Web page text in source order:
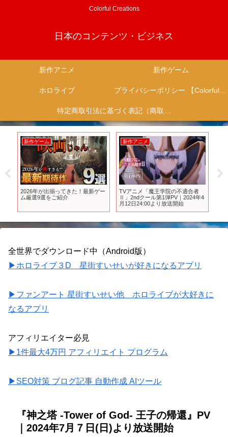
Colorful Creations
日本のコンテンツ・ビジネス
新作アニメ 新作ゲーム
ホロライブ プライバシーポリシー 【Colorful Creation】
特定商取引法に基づく表記（商取引に関する開示）
新作ゲーム
2026年が出揃ってきた！最新ゲー
ム厳選9選をご紹介
新作アニメ
TVアニメ「魔王学院の不適合者
Ⅱ」2ndクール第1弾PV｜2024年4
月12日24:00より放送開始
全世界でダウンロード中（Android版）
▶ホロライブ３D 星街すいせいが好きになるアプリ
▶ファンアート 星街すいせい他 ホロライブが大好きに
なるアプリ
アフィリエイター必見
▶1件最大4万円 アフィリエイト プログラム
▶SEO対策 ブログ記事 自動作成 AIツール
『神之塔 -Tower of God- 王子の帰還』PV
｜2024年7月７日(日)より放送開始